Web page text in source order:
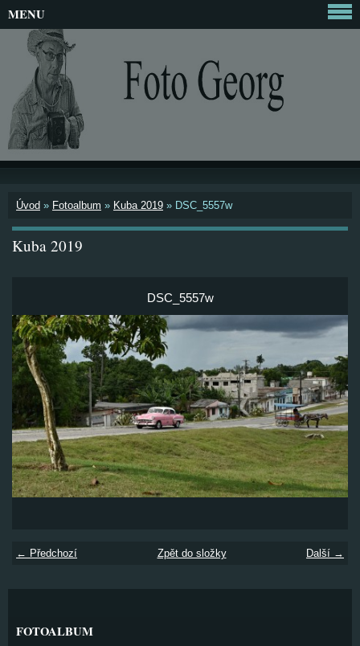
Úvod » Fotoalbum » Kuba 2019 » DSC_5557w
Kuba 2019
DSC_5557w
← Předchozí Další →
Zpět do složky
MENU
FOTOALBUM